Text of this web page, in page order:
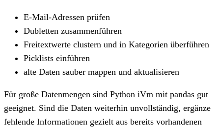
E-Mail-Adressen prüfen
Dubletten zusammenführen
Freitextwerte clustern und in Kategorien überführen
Picklists einführen
alte Daten sauber mappen und aktualisieren
Für große Datenmengen sind Python iVm mit pandas gut
geeignet. Sind die Daten weiterhin unvollständig, ergänze
fehlende Informationen gezielt aus bereits vorhandenen